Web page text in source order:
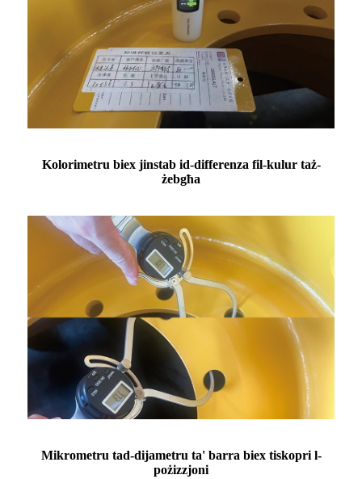
Kolorimetru biex jinstab id-differenza fil-kulur taż-
żebgħa
Mikrometru tad-dijametru ta' barra biex tiskopri l-
pożizzjoni